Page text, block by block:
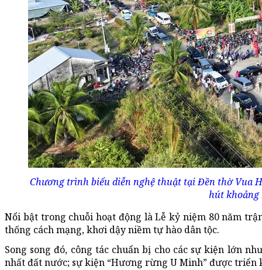
Chương trình biểu diễn nghệ thuật tại Đền thờ Vua
hút khoảng
Nổi bật trong chuỗi hoạt động là Lễ kỷ niệm 80 năm
thống cách mạng, khơi dậy niềm tự hào dân tộc.
Song song đó, công tác chuẩn bị cho các sự kiện lớn
nhất đất nước; sự kiện “Hương rừng U Minh” được